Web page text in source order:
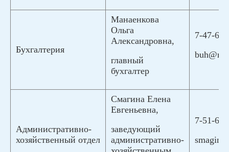
Бухгалтерия
Манаенкова
Ольга
Александровна,
главный
бухгалтер
7-47-63,
Административно-
хозяйственный отдел
Смагина Елена
Евгеньевна,
заведующий
административно-
7-51-66,